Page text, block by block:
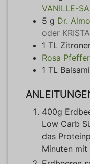
VANILLE-
5 g Dr.
oder
1 TL
Rosa Pfeffer
1 TL
400g
Low Carb
das
Minuten mit